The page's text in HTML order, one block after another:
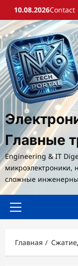
Перейти
содержимому
10.08.2026Contact
Главные
Engineering & IT
микроэлектроники,
сложные
Основное
Главная